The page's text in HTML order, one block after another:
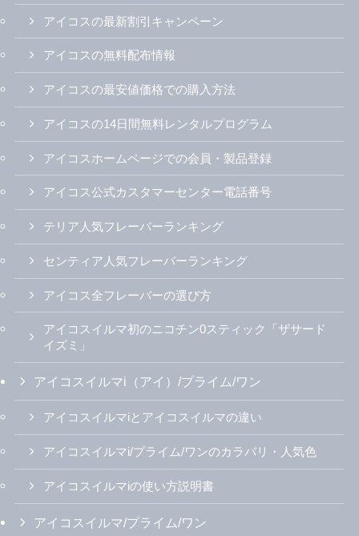
アイコスの最新割引キャンペーン
アイコスの無料配布情報
アイコスの最安値価格での購入方法
アイコスの14日間無料レンタルプログラム
アイコスホームページでの会員・製品登録
アイコス公式カスタマーセンター電話番号
テリア人気フレーバーランキング
センティア人気フレーバーランキング
アイコス全フレーバーの選び方
アイコスイルマ初のニコチン0スティック「ザサード
イズミ」
アイコスイルマi（アイ）/プライム/ワン
アイコスイルマiとアイコスイルマの違い
アイコスイルマi/プライム/ワンのカラバリ・人気色
アイコスイルマiの使い方説明書
アイコスイルマ/プライム/ワン